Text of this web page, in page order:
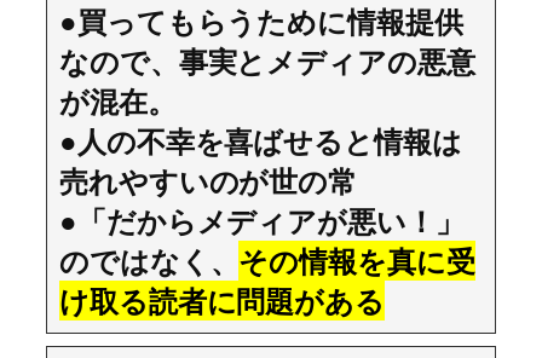
●買ってもらうために情報提供
なので、事実とメディアの悪意
が混在。
●人の不幸を喜ばせると情報は
売れやすいのが世の常
●「だからメディアが悪い！」
のではなく、 その情報を真に受
け取る読者に問題がある